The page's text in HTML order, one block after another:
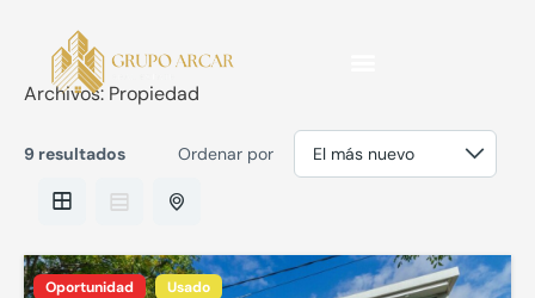
contenido
Archivos: Propiedad
9 resultados Ordenar por
Oportunidad Usado